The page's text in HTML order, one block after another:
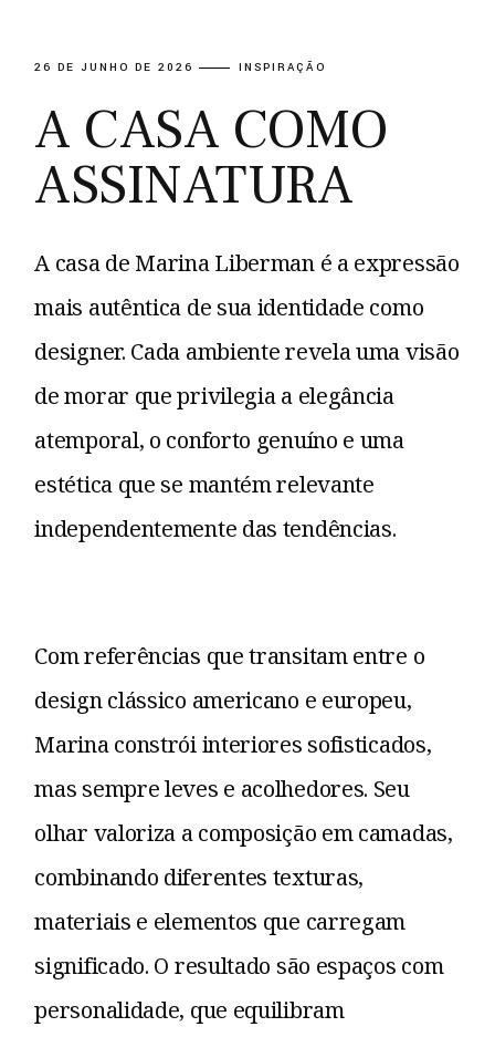
26 DE JUNHO DE 2026 INSPIRAÇÃO
A CASA COMO
ASSINATURA
A casa de Marina Liberman é a expressão
mais autêntica de sua identidade como
designer. Cada ambiente revela uma visão
de morar que privilegia a elegância
atemporal, o conforto genuíno e uma
estética que se mantém relevante
independentemente das tendências.
Com referências que transitam entre o
design clássico americano e europeu,
Marina constrói interiores sofisticados,
mas sempre leves e acolhedores. Seu
olhar valoriza a composição em camadas,
combinando diferentes texturas,
materiais e elementos que carregam
significado. O resultado são espaços com
personalidade, que equilibram